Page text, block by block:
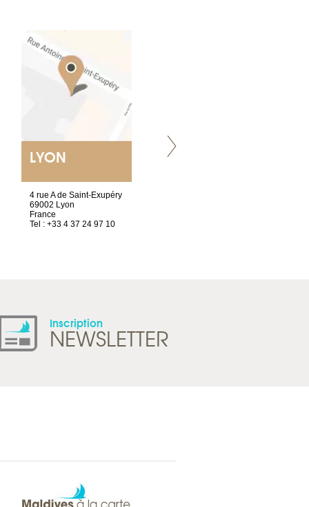
LYON
4 rue A de Saint-Exupéry
69002 Lyon
France
Tel : +33 4 37 24 97 10
Inscription
NEWSLETTER